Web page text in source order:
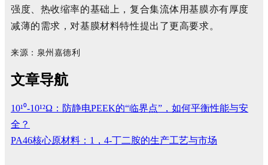
强度、热收缩率的基础上，复合集流体用基膜亦有厚度
减薄的需求，对基膜材料特性提出了更高要求。
来源 ： 泉州嘉德利
文章导航
10¹⁰-10¹²Ω：防静电PEEK的“临界点”，如何平衡性能与安
全？
PA46核心原材料：1，4-丁二胺的生产工艺与市场